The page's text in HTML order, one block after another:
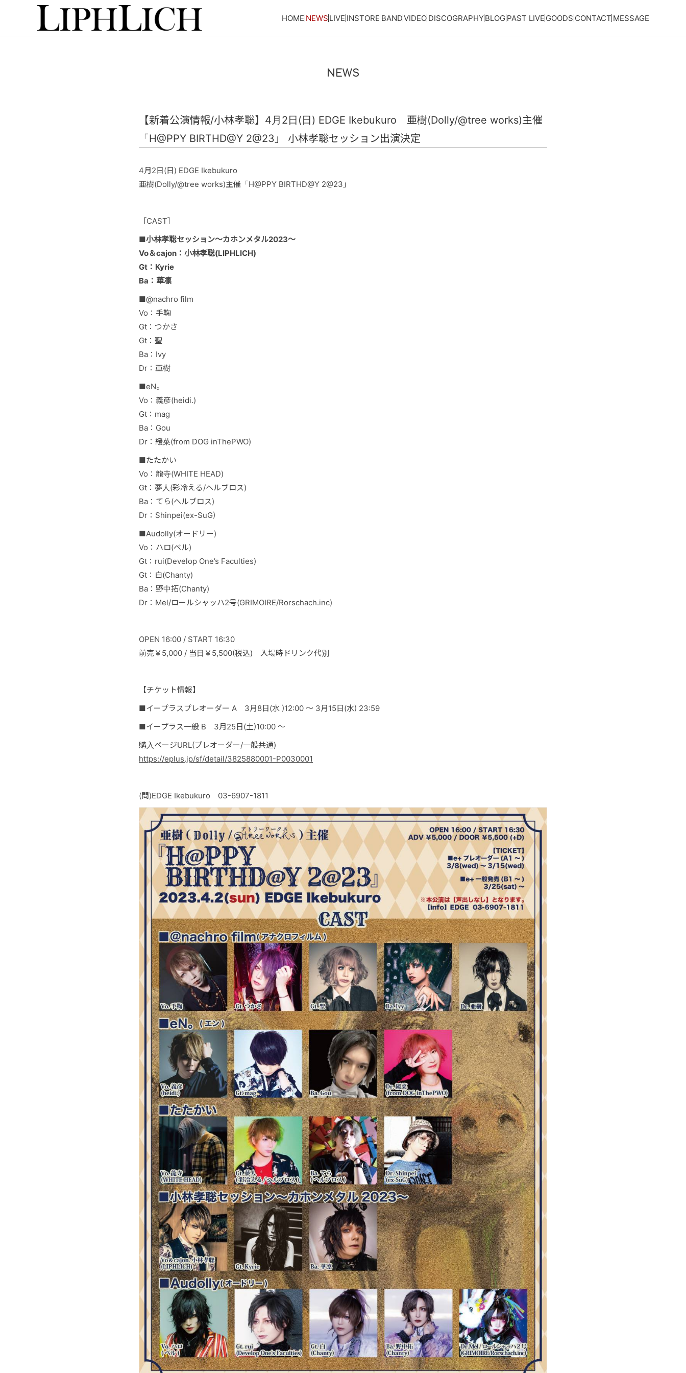
HOME NEWS LIVE INSTORE BANDVIDEO DISCOGRAPHYBLOG PAST LIVE GOODS CONTACT MESSAGE
NEWS
【新着公演情報/小林孝聡】4月2日(日) EDGE Ikebukuro 亜樹(Dolly/@tree works)主催
「H@PPY BIRTHD@Y 2@23」 小林孝聡セッション出演決定
4月2日(日) EDGE Ikebukuro
亜樹(Dolly/@tree works)主催「H@PPY BIRTHD@Y 2@23」
［CAST］
■小林孝聡セッション〜カホンメタル2023〜
Vo＆cajon：小林孝聡(LIPHLICH)
Gt：Kyrie
Ba：華凛
■@nachro film
Vo：手鞠
Gt：つかさ
Gt：聖
Ba：Ivy
Dr：亜樹
■eN。
Vo：義彦(heidi.)
Gt：mag
Ba：Gou
Dr：緩菜(from DOG inThePWO)
■たたかい
Vo：龍寺(WHITE HEAD)
Gt：夢人(彩冷える/ヘルブロス)
Ba：てら(ヘルブロス)
Dr：Shinpei(ex-SuG)
■Audolly(オードリー)
Vo：ハロ(ベル)
Gt：rui(Develop One’s Faculties)
Gt：白(Chanty)
Ba：野中拓(Chanty)
Dr：Mel/ロールシャッハ2号(GRIMOIRE/Rorschach.inc)
OPEN 16:00 / START 16:30
前売￥5,000 / 当日￥5,500(税込) 入場時ドリンク代別
【チケット情報】
■イープラスプレオーダー A 3月8日(水 )12:00 ～ 3月15日(水) 23:59
■イープラス一般 B 3月25日(土)10:00 ～
購入ページURL(プレオーダー/一般共通)
https://eplus.jp/sf/detail/3825880001-P0030001
(問)EDGE Ikebukuro 03-6907-1811